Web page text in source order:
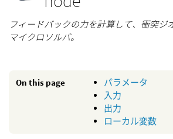
フィードバックの力を計算して、衝突ジ
マイクロソルバ。
On this page
パラメータ
入力
出力
ローカル変数